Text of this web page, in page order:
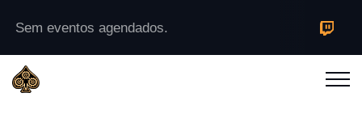
Sem eventos agendados.